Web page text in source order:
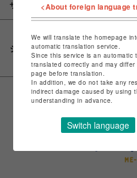
サイズ
シェアする
<About foreign language
We will translate the homepage
automatic translation service.
Since this service is an automatic
translated correctly and may
page before translation.
In addition, we do not take any
indirect damage caused by using
understanding in advance.
Switch language